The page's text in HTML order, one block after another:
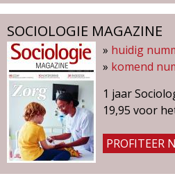
z
i
n
SOCIOLOGIE MAGAZINE
» huidig
» komend
1 jaar
19,95 voor
PROFITEER